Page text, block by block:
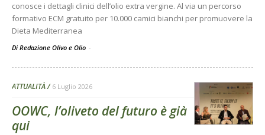
conosce i dettagli clinici dell’olio extra vergine. Al via un percorso
formativo ECM gratuito per 10.000 camici bianchi per promuovere la
Dieta Mediterranea
Di Redazione Olivo e Olio -
ATTUALITÀ 6 Luglio 2026
OOWC, l’oliveto del futuro è già
qui